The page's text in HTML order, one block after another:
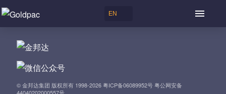
© 金邦达集团 版权所有 1998-2026 粤ICP备06089952号 粤公网安备
44040202000557号